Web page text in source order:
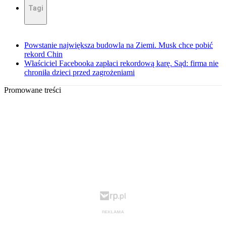
Tagi
Powstanie największa budowla na Ziemi. Musk chce pobić
rekord Chin
Właściciel Facebooka zapłaci rekordową karę. Sąd: firma nie
chroniła dzieci przed zagrożeniami
Promowane treści